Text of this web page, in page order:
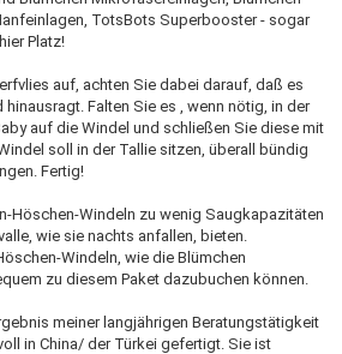
TotsBots Superbooster - sogar
Platz!
auf, achten Sie dabei darauf, daß es
Falten Sie es , wenn nötig, in der
auf die Windel und schließen Sie diese mit
soll in der Tallie sitzen, überall bündig
Fertig!
Höschen-Windeln zu wenig Saugkapazitäten
wie sie nachts anfallen, bieten.
Windeln, wie die Blümchen
zu diesem Paket dazubuchen können.
meiner langjährigen Beratungstätigkeit
in China/ der Türkei gefertigt. Sie ist